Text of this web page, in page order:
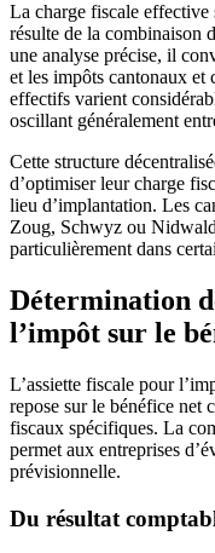
La charge fiscale effective
résulte de la combinaison
une analyse précise, il
et les impôts cantonaux
effectifs varient
oscillant généralement
Cette structure
d’optimiser leur charge
lieu d’implantation. Les
Zoug, Schwyz ou Nidwald
particulièrement dans
Détermination
l’impôt sur le
L’assiette fiscale pour
repose sur le bénéfice net
fiscaux spécifiques. La
permet aux entreprises
prévisionnelle.
Du résultat